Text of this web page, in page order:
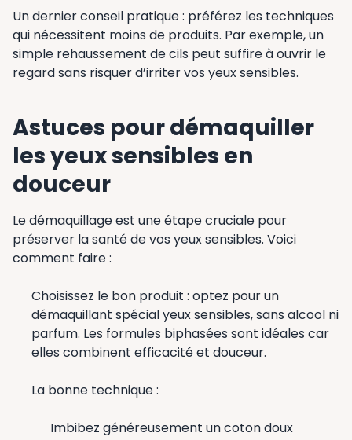
Un dernier conseil pratique : préférez les techniques
qui nécessitent moins de produits. Par exemple, un
simple rehaussement de cils peut suffire à ouvrir le
regard sans risquer d’irriter vos yeux sensibles.
Astuces pour démaquiller
les yeux sensibles en
douceur
Le démaquillage est une étape cruciale pour
préserver la santé de vos yeux sensibles. Voici
comment faire :
Choisissez le bon produit : optez pour un
démaquillant spécial yeux sensibles, sans alcool ni
parfum. Les formules biphasées sont idéales car
elles combinent efficacité et douceur.
La bonne technique :
Imbibez généreusement un coton doux